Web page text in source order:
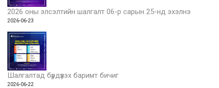
2026 оны элсэлтийн шалгалт 06-р сарын 25-нд эхэлнэ
2026-06-23
Шалгалтад бүрдүүлэх баримт бичиг
2026-06-22